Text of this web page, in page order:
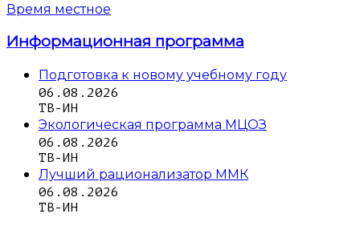
Время местное
Информационная программа
Подготовка к новому учебному году
06.08.2026
ТВ-ИН
Экологическая программа МЦОЗ
06.08.2026
ТВ-ИН
Лучший рационализатор ММК
06.08.2026
ТВ-ИН